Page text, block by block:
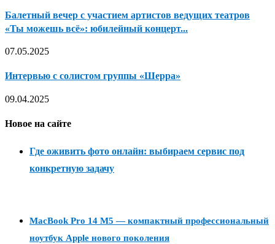
Балетный вечер с участием артистов ведущих театров
«Ты можешь всё»: юбилейный концерт...
07.05.2025
Интервью с солистом группы «Шерра»
09.04.2025
Новое на сайте
Где оживить фото онлайн: выбираем сервис под
конкретную задачу
MacBook Pro 14 M5 — компактный профессиональный
ноутбук Apple нового поколения